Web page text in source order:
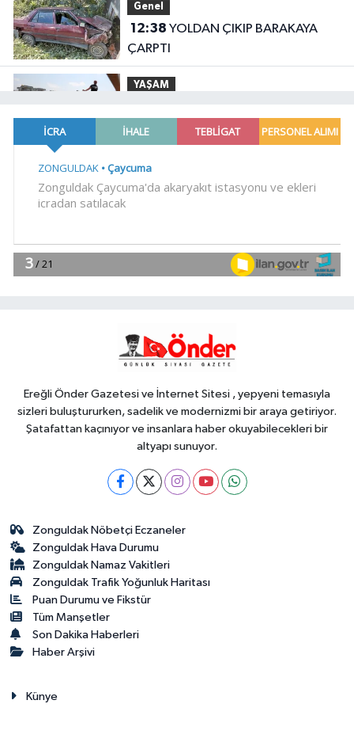
Genel
12:38
ÇARPTI
YAŞAM
çiftçilere sera naylonu desteği
12:25Ordu'da Ünye ve Kumru'da
12:16 "ADAY DEĞİLİZ" DEDİLER
Ereğli Önder Gazetesi ve İnternet Sitesi , yepyeni temasıyla
sizleri buluştururken, sadelik ve modernizmi bir araya getiriyor.
Şatafattan kaçınıyor ve insanlara haber okuyabilecekleri bir
altyapı sunuyor.
Zonguldak Nöbetçi Eczaneler
Zonguldak Hava Durumu
Zonguldak Namaz Vakitleri
Zonguldak Trafik Yoğunluk Haritası
Puan Durumu ve Fikstür
Tüm Manşetler
Son Dakika Haberleri
Haber Arşivi
Künye